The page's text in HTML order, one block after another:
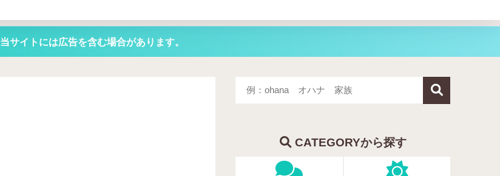
当サイトには広告を含む場合があります。
CATEGORYから探す